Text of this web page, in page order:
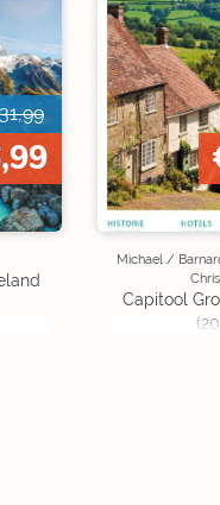
Michael /
Capitool